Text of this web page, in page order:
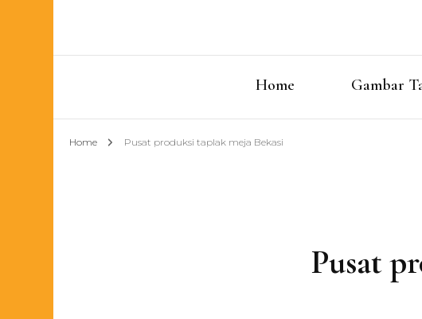
Home Gambar
Home Pusat produksi taplak meja Bekasi
Pusat